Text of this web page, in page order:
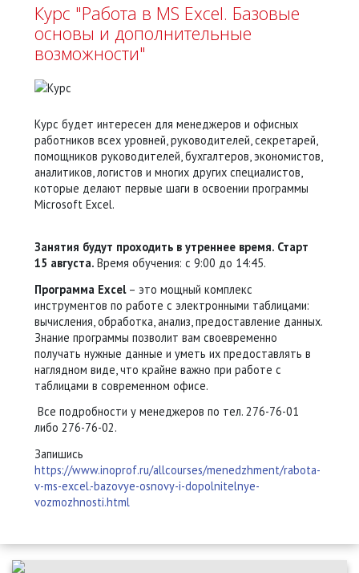
Курс "Работа в MS Excel. Базовые
основы и дополнительные
возможности"
Курс будет интересен для менеджеров и офисных
работников всех уровней, руководителей, секретарей,
помощников руководителей, бухгалтеров, экономистов,
аналитиков, логистов и многих других специалистов,
которые делают первые шаги в освоении программы
Microsoft Excel.
Занятия будут проходить в утреннее время. Старт
15 августа.Время обучения: с 9:00 до 14:45.
Программа Excel– это мощный комплекс
инструментов по работе с электронными таблицами:
вычисления, обработка, анализ, предоставление данных.
Знание программы позволит вам своевременно
получать нужные данные и уметь их предоставлять в
наглядном виде, что крайне важно при работе с
таблицами в современном офисе.
Все подробности у менеджеров по тел. 276-76-01
либо 276-76-02.
Запишись
https://www.inoprof.ru/allcourses/menedzhment/rabota-
v-ms-excel.-bazovye-osnovy-i-dopolnitelnye-
vozmozhnosti.html